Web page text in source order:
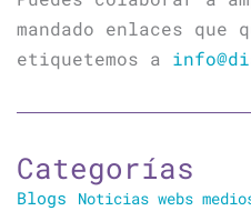
mandado enlaces que
etiquetemos a
Categorías
Blogs Noticias webs